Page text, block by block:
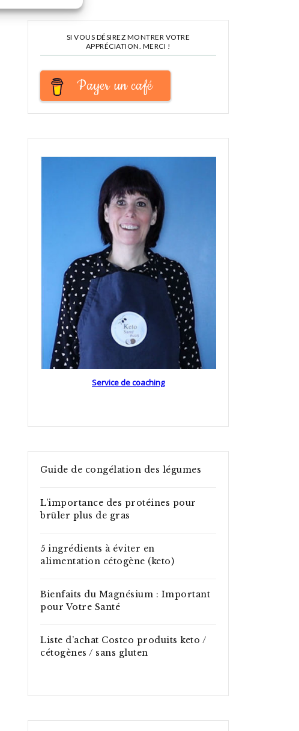
SI VOUS DÉSIREZ MONTRER VOTRE
APPRÉCIATION. MERCI !
Payer un café
Service de coaching
Guide de congélation des légumes
L’importance des protéines pour
brûler plus de gras
5 ingrédients à éviter en
alimentation cétogène (keto)
Bienfaits du Magnésium : Important
pour Votre Santé
Liste d’achat Costco produits keto /
cétogènes / sans gluten